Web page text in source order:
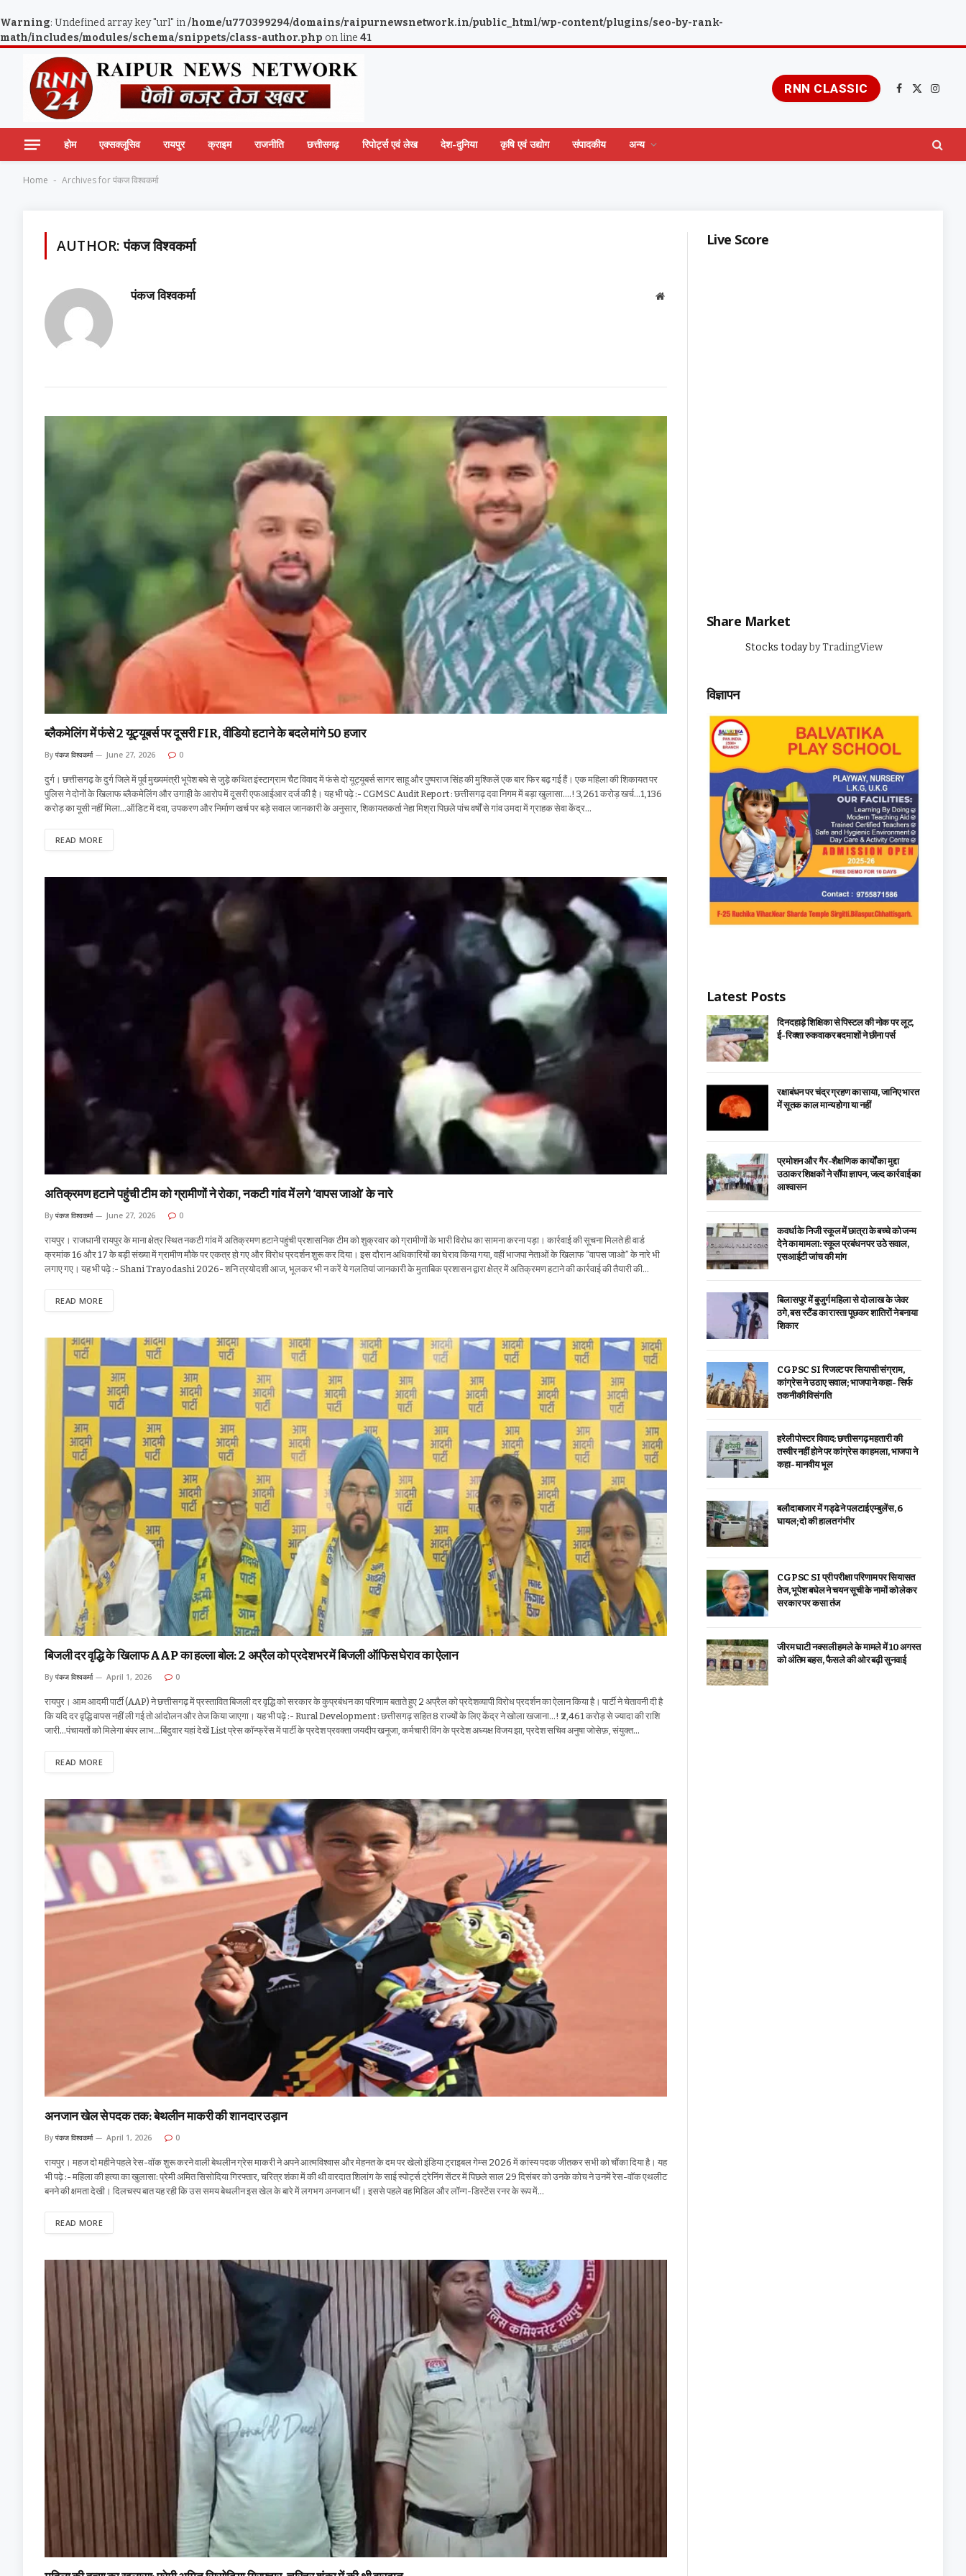
Warning: Undefined array key "url" in/home/u770399294/domains/raipurnewsnetwork.in/public_html/wp-content/plugins/seo-by-rank-
math/includes/modules/schema/snippets/class-author.php on line 41
RNN CLASSIC Facebook
X
होम एक्सक्लूसिव रायपुर क्राइम राजनीति छत्तीसगढ़ रिपोर्ट्स एवं लेख देश-दुनिया कृषि एवं उद्योग संपादकीय अन्य
Home - Archives for पंकज विश्वकर्मा
AUTHOR:पंकज विश्वकर्मा
पंकज विश्वकर्मा Website
ब्लैकमेलिंग में फंसे 2 यूट्यूबर्स पर दूसरी FIR, वीडियो हटाने के बदले मांगे 50 हजार
By पंकज विश्वकर्मा June 27, 2026 0
दुर्ग। छत्तीसगढ़ के दुर्ग जिले में पूर्व मुख्यमंत्री भूपेश बघे से जुड़े कथित इंस्टाग्राम चैट विवाद में फंसे दो यूट्यूबर्स सागर साहू और पुष्पराज सिंह की मुश्किलें एक बार फिर बढ़ गई हैं। एक महिला की शिकायत पर
पुलिस ने दोनों के खिलाफ ब्लैकमेलिंग और उगाही के आरोप में दूसरी एफआईआर दर्ज की है। यह भी पढ़े :- CGMSC Audit Report : छत्तीसगढ़ दवा निगम में बड़ा खुलासा….! 3,261 करोड़ खर्च…1,136
करोड़ का यूसी नहीं मिला…ऑडिट में दवा, उपकरण और निर्माण खर्च पर बड़े सवाल जानकारी के अनुसार, शिकायतकर्ता नेहा मिश्रा पिछले पांच वर्षों से गांव उमदा में ग्राहक सेवा केंद्र…
READ MORE
अतिक्रमण हटाने पहुंची टीम को ग्रामीणों ने रोका, नकटी गांव में लगे ‘वापस जाओ’ के नारे
By पंकज विश्वकर्मा June 27, 2026 0
रायपुर। राजधानी रायपुर के माना क्षेत्र स्थित नकटी गांव में अतिक्रमण हटाने पहुंची प्रशासनिक टीम को शुक्रवार को ग्रामीणों के भारी विरोध का सामना करना पड़ा। कार्रवाई की सूचना मिलते ही वार्ड
क्रमांक 16 और 17 के बड़ी संख्या में ग्रामीण मौके पर एकत्र हो गए और विरोध प्रदर्शन शुरू कर दिया। इस दौरान अधिकारियों का घेराव किया गया, वहीं भाजपा नेताओं के खिलाफ “वापस जाओ” के नारे भी
लगाए गए। यह भी पढ़े :- Shani Trayodashi 2026- शनि त्रयोदशी आज, भूलकर भी न करें ये गलतियां जानकारी के मुताबिक प्रशासन द्वारा क्षेत्र में अतिक्रमण हटाने की कार्रवाई की तैयारी की…
READ MORE
बिजली दर वृद्धि के खिलाफ AAP का हल्ला बोल: 2 अप्रैल को प्रदेशभर में बिजली ऑफिस घेराव का ऐलान
By पंकज विश्वकर्मा April 1, 2026 0
रायपुर। आम आदमी पार्टी (AAP) ने छत्तीसगढ़ में प्रस्तावित बिजली दर वृद्धि को सरकार के कुप्रबंधन का परिणाम बताते हुए 2 अप्रैल को प्रदेशव्यापी विरोध प्रदर्शन का ऐलान किया है। पार्टी ने चेतावनी दी है
कि यदि दर वृद्धि वापस नहीं ली गई तो आंदोलन और तेज किया जाएगा। यह भी पढ़े :- Rural Development : छत्तीसगढ़ सहित 8 राज्यों के लिए केंद्र ने खोला खजाना…! ₹2,461 करोड़ से ज्यादा की राशि
जारी…पंचायतों को मिलेगा बंपर लाभ…बिंदुवार यहां देखें List प्रेस कॉन्फ्रेंस में पार्टी के प्रदेश प्रवक्ता जयदीप खनूजा, कर्मचारी विंग के प्रदेश अध्यक्ष विजय झा, प्रदेश सचिव अनुषा जोसेफ़, संयुक्त…
READ MORE
अनजान खेल से पदक तक: बेथलीन माकरी की शानदार उड़ान
By पंकज विश्वकर्मा April 1, 2026 0
रायपुर। महज दो महीने पहले रेस-वॉक शुरू करने वाली बेथलीन ग्रेस माकरी ने अपने आत्मविश्वास और मेहनत के दम पर खेलो इंडिया ट्राइबल गेम्स 2026 में कांस्य पदक जीतकर सभी को चौंका दिया है। यह
भी पढ़े :- महिला की हत्या का खुलासा: प्रेमी अमित सिसोदिया गिरफ्तार, चरित्र शंका में की थी वारदात शिलांग के साई स्पोर्ट्स ट्रेनिंग सेंटर में पिछले साल 29 दिसंबर को उनके कोच ने उनमें रेस-वॉक एथलीट
बनने की क्षमता देखी। दिलचस्प बात यह रही कि उस समय बेथलीन इस खेल के बारे में लगभग अनजान थीं। इससे पहले वह मिडिल और लॉन्ग-डिस्टेंस रनर के रूप में…
READ MORE
Live Score
Share Market
Stocks todayby TradingView
विज्ञापन
Latest Posts
दिनदहाड़े शिक्षिका से पिस्टल की नोक पर लूट,
ई-रिक्शा रुकवाकर बदमाशों ने छीना पर्स
रक्षाबंधन पर चंद्र ग्रहण का साया, जानिए भारत
में सूतक काल मान्य होगा या नहीं
प्रमोशन और गैर-शैक्षणिक कार्यों का मुद्दा
उठाकर शिक्षकों ने सौंपा ज्ञापन, जल्द कार्रवाई का
आश्वासन
कवर्धा के निजी स्कूल में छात्रा के बच्चे को जन्म
देने का मामला: स्कूल प्रबंधन पर उठे सवाल,
एसआईटी जांच की मांग
बिलासपुर में बुजुर्ग महिला से दो लाख के जेवर
ठगे, बस स्टैंड का रास्ता पूछकर शातिरों ने बनाया
शिकार
CGPSC SI रिजल्ट पर सियासी संग्राम,
कांग्रेस ने उठाए सवाल; भाजपा ने कहा- सिर्फ
तकनीकी विसंगति
हरेली पोस्टर विवाद: छत्तीसगढ़ महतारी की
तस्वीर नहीं होने पर कांग्रेस का हमला, भाजपा ने
कहा- मानवीय भूल
बलौदाबाजार में गड्ढे ने पलटाई एम्बुलेंस, 6
घायल; दो की हालत गंभीर
CGPSC SI प्री परीक्षा परिणाम पर सियासत
तेज, भूपेश बघेल ने चयन सूची के नामों को लेकर
सरकार पर कसा तंज
जीरम घाटी नक्सली हमले के मामले में 10 अगस्त
को अंतिम बहस, फैसले की ओर बढ़ी सुनवाई